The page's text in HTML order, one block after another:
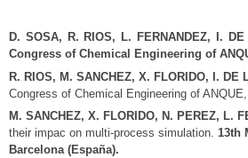
D. SOSA, R. RIOS, L. FERNANDEZ, I.
Congress of Chemical Engineering of
R. RIOS, M. SANCHEZ, X. FLORIDO, I. DE
Congress of Chemical Engineering of
M. SANCHEZ, X. FLORIDO, N. PEREZ, L.
their impac on multi-process simulation. 13th
Barcelona (España).